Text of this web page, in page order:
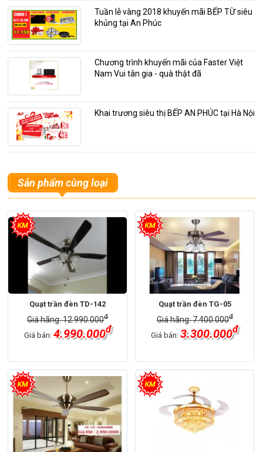
Tuần lễ vàng 2018 khuyến mãi BẾP TỪ siêu
khủng tại An Phúc
Chương trình khuyến mãi của Faster Việt
Nam Vui tân gia - quà thật đã
Khai trương siêu thị BẾP AN PHÚC tại Hà Nội
Sản phẩm cùng loại
Quạt trần đèn TD-142
Giá hãng: 12.990.000đ
Giá bán: 4.990.000đ
Quạt trần đèn TG-05
Giá hãng: 7.400.000đ
Giá bán:3.300.000đ